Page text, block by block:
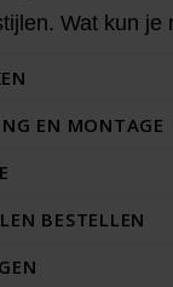
Wat kun je
EN MONTAGE
BESTELLEN